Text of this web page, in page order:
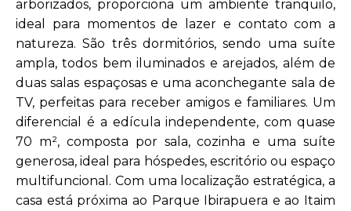
arborizados, proporciona um ambiente tranquilo,
ideal para momentos de lazer e contato com a
natureza. São três dormitórios, sendo uma suíte
ampla, todos bem iluminados e arejados, além de
duas salas espaçosas e uma aconchegante sala de
TV, perfeitas para receber amigos e familiares. Um
diferencial é a edícula independente, com quase
70 m², composta por sala, cozinha e uma suíte
generosa, ideal para hóspedes, escritório ou espaço
multifuncional. Com uma localização estratégica, a
casa está próxima ao Parque Ibirapuera e ao Itaim